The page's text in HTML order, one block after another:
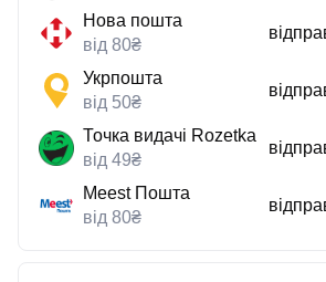
Нова пошта
від 80₴
Укрпошта
від 50₴
Точка видачі Rozetka
від 49₴
Meest Пошта
від 80₴